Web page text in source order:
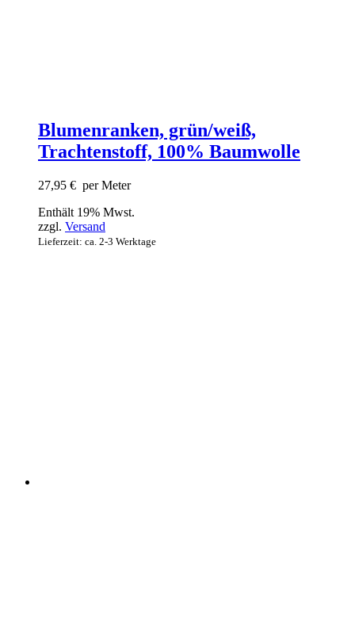
Blumenranken, grün/weiß,
Trachtenstoff, 100% Baumwolle
27,95 € per Meter
Enthält 19% Mwst.
zzgl. Versand
Lieferzeit: ca. 2-3 Werktage